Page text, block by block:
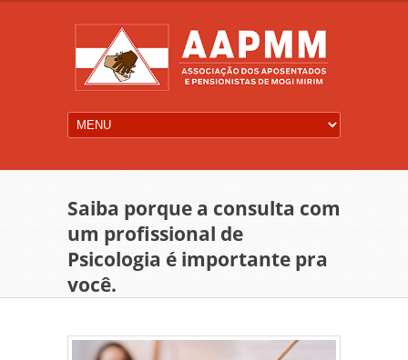
Saiba porque a consulta com
um profissional de
Psicologia é importante pra
você.